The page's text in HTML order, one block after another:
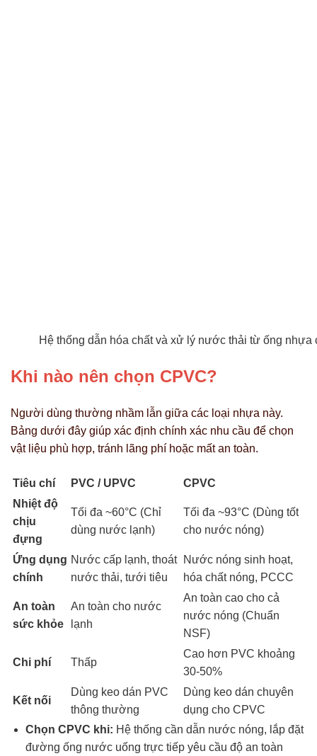
Hệ thống dẫn hóa chất và xử lý nước thải từ ống nhựa
Khi nào nên chọn CPVC?
Người dùng thường nhầm lẫn giữa các loại nhựa này.
Bảng dưới đây giúp xác định chính xác nhu cầu để chọn
vật liệu phù hợp, tránh lãng phí hoặc mất an toàn.
Tiêu chí PVC / UPVC
CPVC
Nhiệt độ
chịu
đựng
Tối đa ~60°C (Chỉ
dùng nước lạnh)
Tối đa ~93°C (Dùng tốt
cho nước nóng)
Ứng dụng
chính
Nước cấp lạnh, thoát
nước thải, tưới tiêu
Nước nóng sinh hoạt,
hóa chất nóng, PCCC
An toàn
sức khỏe
An toàn cho nước
lạnh
An toàn cao cho cả
nước nóng (Chuẩn
NSF)
Chi phí Thấp
Cao hơn PVC khoảng
30-50%
Kết nối
Dùng keo dán PVC
thông thường
Dùng keo dán chuyên
dụng cho CPVC
Chọn CPVC khi: Hệ thống cần dẫn nước nóng, lắp đặt
đường ống nước uống trực tiếp yêu cầu độ an toàn